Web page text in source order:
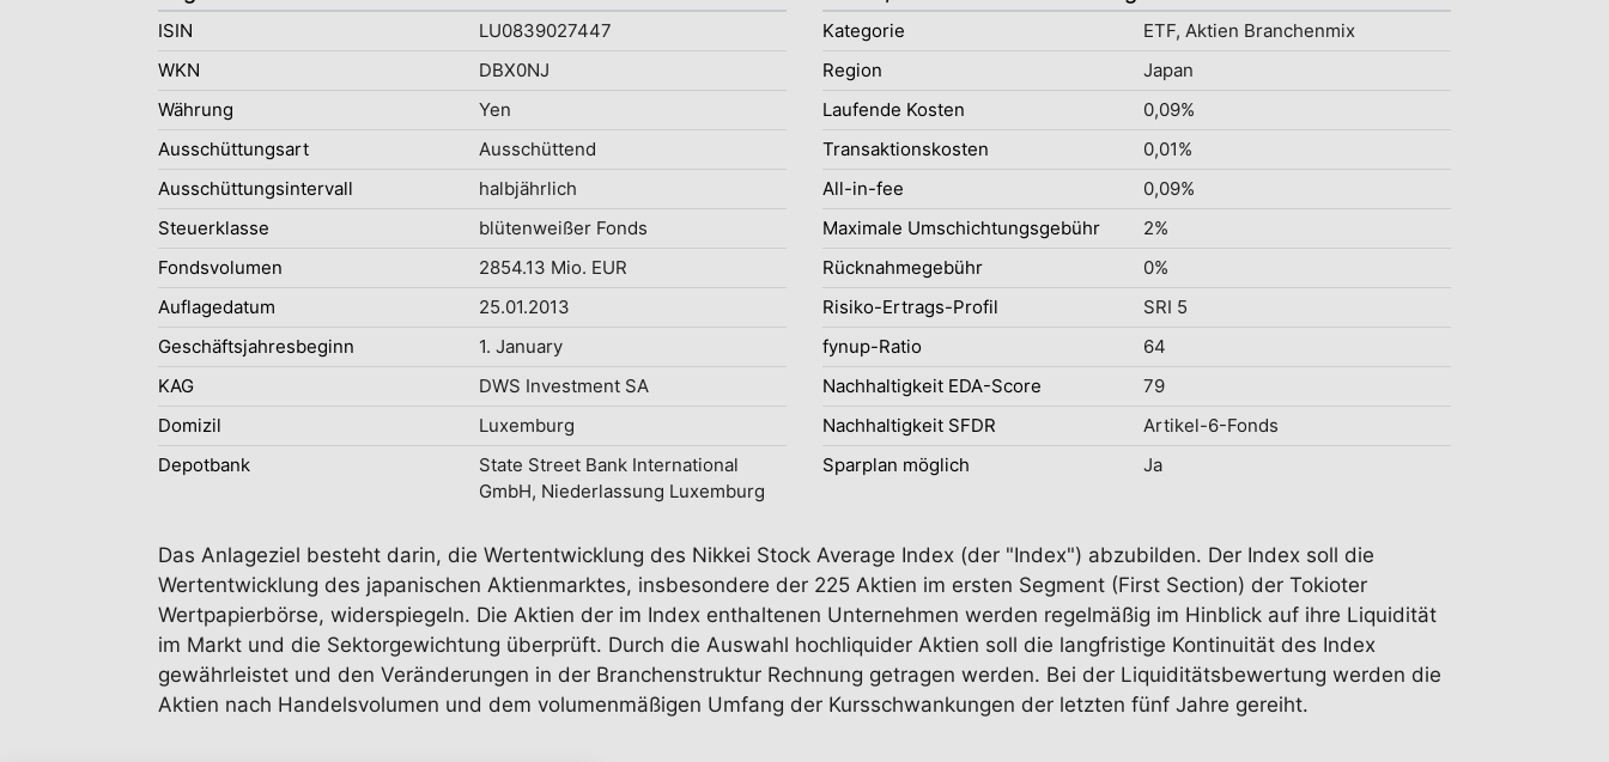
ISIN
LU0839027447
WKN
DBX0NJ
Währung
Yen
Ausschüttungsart
Ausschüttend
Ausschüttungsintervall
halbjährlich
Steuerklasse
blütenweißer Fonds
Fondsvolumen
2854.13 Mio. EUR
Auflagedatum
25.01.2013
Geschäftsjahresbeginn
1. January
KAG
DWS Investment SA
Domizil
Luxemburg
Depotbank
State Street Bank International
GmbH, Niederlassung Luxemburg
Kategorie
ETF, Aktien Branchenmix
Region
Japan
Laufende Kosten
0,09%
Transaktionskosten
0,01%
All-in-fee
0,09%
Maximale Umschichtungsgebühr
2%
Rücknahmegebühr
0%
Risiko-Ertrags-Profil
SRI 5
fynup-Ratio
64
Nachhaltigkeit EDA-Score
79
Nachhaltigkeit SFDR
Artikel-6-Fonds
Sparplan möglich
Ja
Das Anlageziel besteht darin, die Wertentwicklung des Nikkei Stock Average Index (der "Index") abzubilden. Der Index soll die
Wertentwicklung des japanischen Aktienmarktes, insbesondere der 225 Aktien im ersten Segment (First Section) der Tokioter
Wertpapierbörse, widerspiegeln. Die Aktien der im Index enthaltenen Unternehmen werden regelmäßig im Hinblick auf ihre Liquidität
im Markt und die Sektorgewichtung überprüft. Durch die Auswahl hochliquider Aktien soll die langfristige Kontinuität des Index
gewährleistet und den Veränderungen in der Branchenstruktur Rechnung getragen werden. Bei der Liquiditätsbewertung werden die
Aktien nach Handelsvolumen und dem volumenmäßigen Umfang der Kursschwankungen der letzten fünf Jahre gereiht.